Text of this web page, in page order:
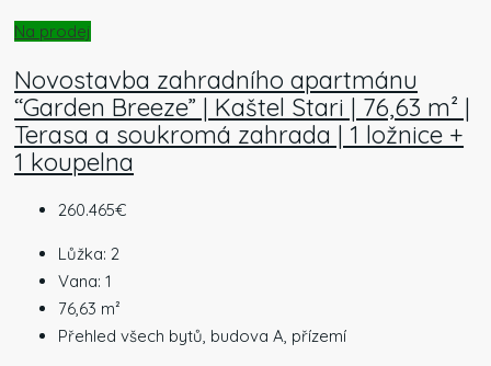
Na prodej
Novostavba zahradního apartmánu
“Garden Breeze” | Kaštel Stari | 76,63 m² |
Terasa a soukromá zahrada | 1 ložnice +
1 koupelna
260.465€
Lůžka: 2
Vana: 1
76,63 m²
Přehled všech bytů, budova A, přízemí